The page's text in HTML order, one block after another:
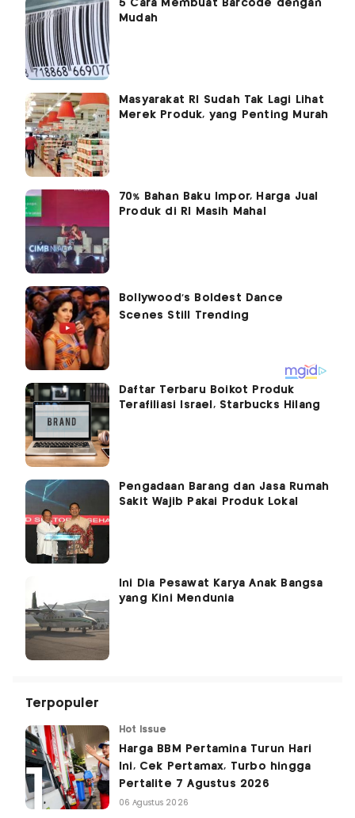
5 Cara Membuat Barcode dengan
Mudah
Masyarakat RI Sudah Tak Lagi Lihat
Merek Produk, yang Penting Murah
70% Bahan Baku Impor, Harga Jual
Produk di RI Masih Mahal
Daftar Terbaru Boikot Produk
Terafiliasi Israel, Starbucks Hilang
Pengadaan Barang dan Jasa Rumah
Sakit Wajib Pakai Produk Lokal
Ini Dia Pesawat Karya Anak Bangsa
yang Kini Mendunia
Terpopuler
Hot Issue
Harga BBM Pertamina Turun Hari
Ini, Cek Pertamax, Turbo hingga
Pertalite 7 Agustus 2026
06 Agustus 2026